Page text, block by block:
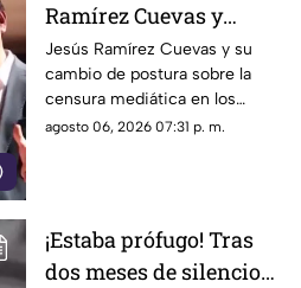
Ramírez Cuevas y
Censura a los Medios
de Comunicación
Jesús Ramírez Cuevas y su
cambio de postura sobre la
censura mediática en los
medios de comunicación.
agosto 06, 2026 07:31 p. m.
¡Estaba prófugo! Tras
dos meses de silencio